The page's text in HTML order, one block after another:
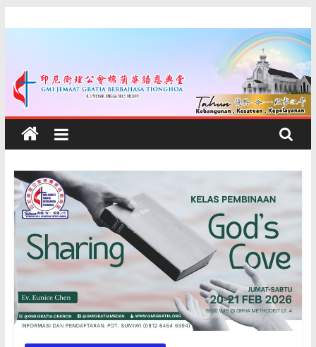
to印
尼
衛
理
公
會
棉
蘭